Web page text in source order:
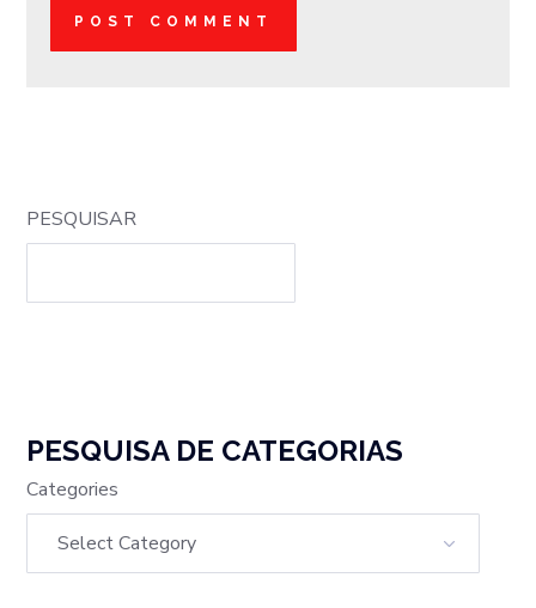
PESQUISAR
PESQUISA DE CATEGORIAS
Categories